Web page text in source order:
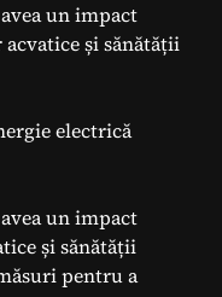
un impact
și sănătății
electrică
un impact
și sănătății
pentru a